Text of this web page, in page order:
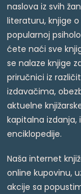
naslova iz svih
literaturu, knjige
popularnoj
ćete naći sve
se nalaze knjige
priručnici iz
izdavačima,
aktuelne
kapitalna
enciklopedije.
Naša internet
online kupovinu,
akcije sa